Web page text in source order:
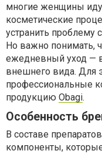
многие женщины
косметические
устранить
Но важно понимать,
ежедневный уход —
внешнего вида. Для
профессиональные
продукцию Obagi.
Особенность
В составе
компоненты,